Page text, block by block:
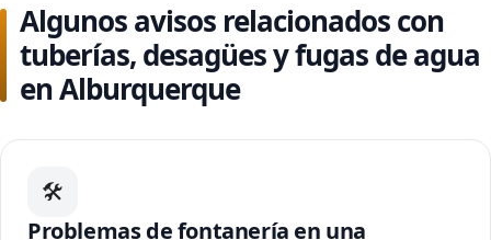
Algunos avisos relacionados con
tuberías, desagües y fugas de agua
en Alburquerque
🛠
Problemas de fontanería en una